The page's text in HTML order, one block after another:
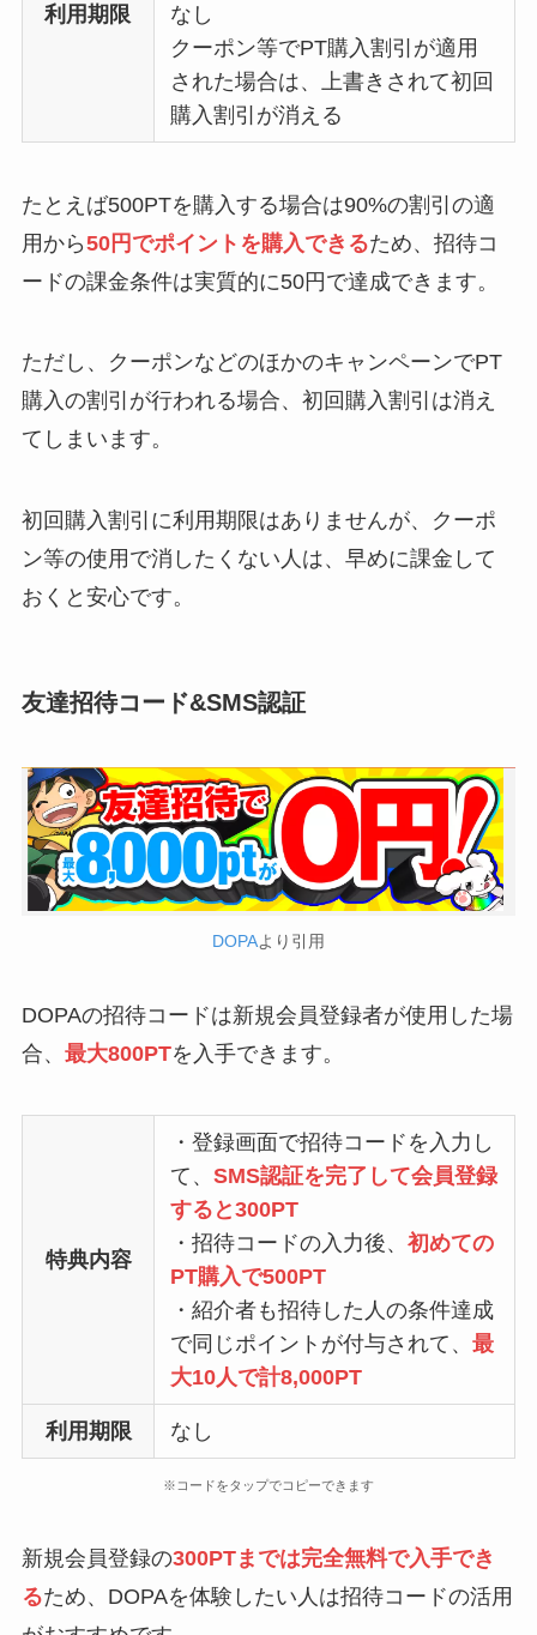
利用期限
なし
クーポン等でPT購入割引が適用
された場合は、上書きされて初回
購入割引が消える
たとえば500PTを購入する場合は90%の割引の適
用から50円でポイントを購入できるため、招待コ
ードの課金条件は実質的に50円で達成できます。
ただし、クーポンなどのほかのキャンペーンでPT
購入の割引が行われる場合、初回購入割引は消え
てしまいます。
初回購入割引に利用期限はありませんが、クーポ
ン等の使用で消したくない人は、早めに課金して
おくと安心です。
友達招待コード&SMS認証
DOPAより引用
DOPAの招待コードは新規会員登録者が使用した場
合、 最大800PTを入手できます。
特典内容
・登録画面で招待コードを入力し
て、SMS認証を完了して会員登録
すると300PT
・招待コードの入力後、初めての
PT購入で500PT
・紹介者も招待した人の条件達成
で同じポイントが付与されて、最
大10人で計8,000PT
利用期限 なし
※コードをタップでコピーできます
新規会員登録の300PTまでは完全無料で入手でき
るため、DOPAを体験したい人は招待コードの活用